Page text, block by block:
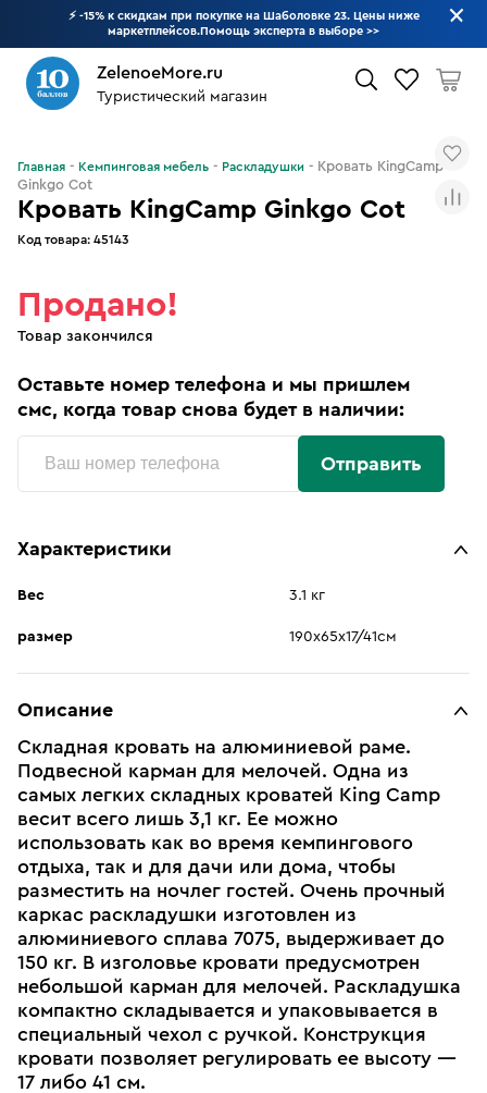
⚡ -15% к скидкам при покупке на Шаболовке 23. Цены ниже
маркетплейсов.Помощь эксперта в выборе >>
ZelenoeMore.ru
Туристический магазин
Кровать KingCamp Ginkgo Cot
Код товара: 45143
Главная Кемпинговая мебель Раскладушки
Кровать KingCamp
Ginkgo Cot
Продано!
Товар закончился
Оставьте номер телефона и мы пришлем
смс, когда товар снова будет в наличии:
Отправить
Характеристики
Вес 3.1 кг
размер 190х65х17/41см
Описание
Складная кровать на алюминиевой раме.
Подвесной карман для мелочей. Одна из
самых легких складных кроватей King Camp
весит всего лишь 3,1 кг. Ее можно
использовать как во время кемпингового
отдыха, так и для дачи или дома, чтобы
разместить на ночлег гостей. Очень прочный
каркас раскладушки изготовлен из
алюминиевого сплава 7075, выдерживает до
150 кг. В изголовье кровати предусмотрен
небольшой карман для мелочей. Раскладушка
компактно складывается и упаковывается в
специальный чехол с ручкой. Конструкция
кровати позволяет регулировать ее высоту —
17 либо 41 см.